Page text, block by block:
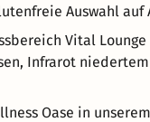
Auswahl auf
Vital
Infrarot
Oase in